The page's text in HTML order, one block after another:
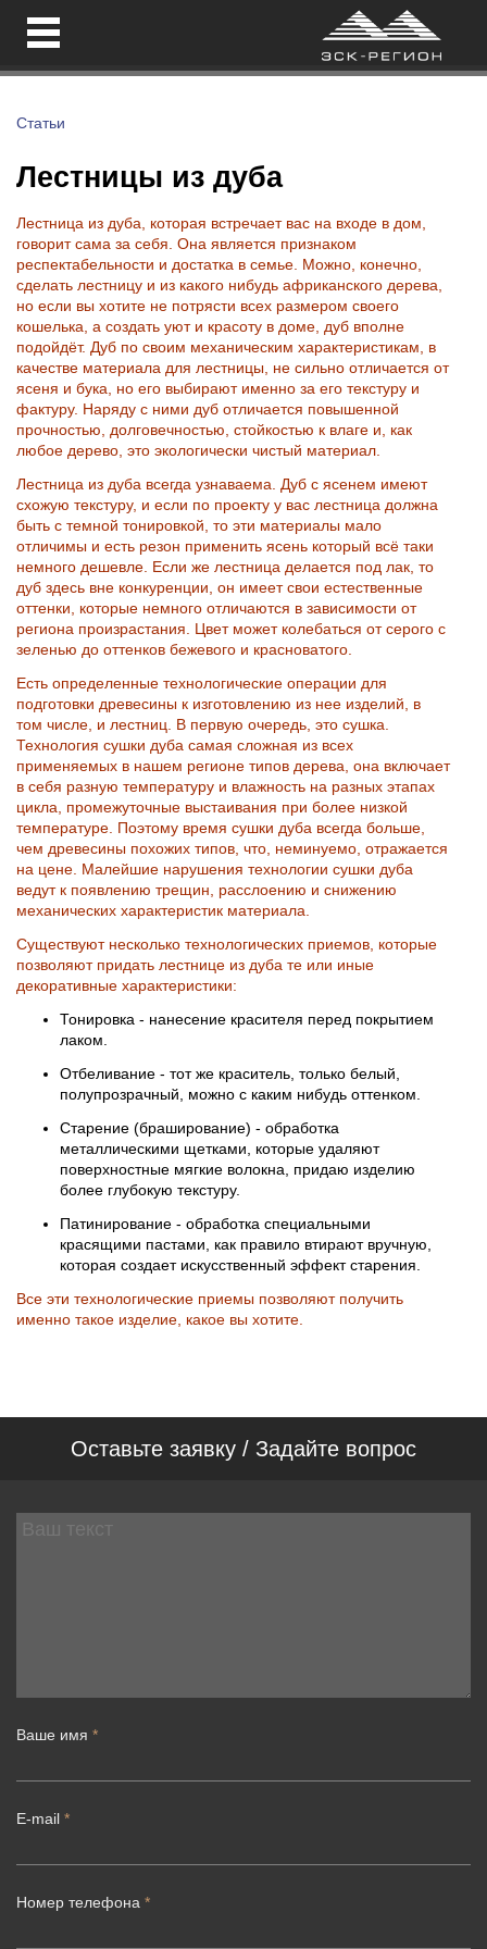
Статьи
Лестницы из дуба
Лестница из дуба, которая встречает вас на входе в дом,
говорит сама за себя. Она является признаком
респектабельности и достатка в семье. Можно, конечно,
сделать лестницу и из какого нибудь африканского дерева,
но если вы хотите не потрясти всех размером своего
кошелька, а создать уют и красоту в доме, дуб вполне
подойдёт. Дуб по своим механическим характеристикам, в
качестве материала для лестницы, не сильно отличается от
ясеня и бука, но его выбирают именно за его текстуру и
фактуру. Наряду с ними дуб отличается повышенной
прочностью, долговечностью, стойкостью к влаге и, как
любое дерево, это экологически чистый материал.
Лестница из дуба всегда узнаваема. Дуб с ясенем имеют
схожую текстуру, и если по проекту у вас лестница должна
быть с темной тонировкой, то эти материалы мало
отличимы и есть резон применить ясень который всё таки
немного дешевле. Если же лестница делается под лак, то
дуб здесь вне конкуренции, он имеет свои естественные
оттенки, которые немного отличаются в зависимости от
региона произрастания. Цвет может колебаться от серого с
зеленью до оттенков бежевого и красноватого.
Есть определенные технологические операции для
подготовки древесины к изготовлению из нее изделий, в
том числе, и лестниц. В первую очередь, это сушка.
Технология сушки дуба самая сложная из всех
применяемых в нашем регионе типов дерева, она включает
в себя разную температуру и влажность на разных этапах
цикла, промежуточные выстаивания при более низкой
температуре. Поэтому время сушки дуба всегда больше,
чем древесины похожих типов, что, неминуемо, отражается
на цене. Малейшие нарушения технологии сушки дуба
ведут к появлению трещин, расслоению и снижению
механических характеристик материала.
Существуют несколько технологических приемов, которые
позволяют придать лестнице из дуба те или иные
декоративные характеристики:
Тонировка - нанесение красителя перед покрытием
лаком.
Отбеливание - тот же краситель, только белый,
полупрозрачный, можно с каким нибудь оттенком.
Старение (браширование) - обработка
металлическими щетками, которые удаляют
поверхностные мягкие волокна, придаю изделию
более глубокую текстуру.
Патинирование - обработка специальными
красящими пастами, как правило втирают вручную,
которая создает искусственный эффект старения.
Все эти технологические приемы позволяют получить
именно такое изделие, какое вы хотите.
Оставьте заявку / Задайте вопрос
Ваше имя *
E-mail *
Номер телефона *